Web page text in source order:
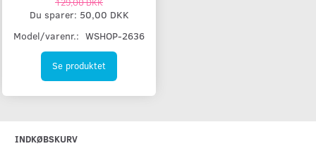
Du sparer: 50,00 DKK
Model/varenr.: WSHOP-2636
Se produktet
INDKØBSKURV